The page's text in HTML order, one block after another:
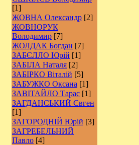
[1]
ЖОВНА Олександр [2]
ЖОВНОРУК
Володимир [7]
ЖОЛДАК Богдан [7]
ЗАБЄЛЛО Юрій [1]
ЗАБІЛА Наталя [2]
ЗАБІРКО Віталій [5]
ЗАБУЖКО Оксана [1]
ЗАВІТАЙЛО Тарас [1]
ЗАГДАНСЬКИЙ Євген
[1]
ЗАГОРОДНІЙ Юрій [3]
ЗАГРЕБЕЛЬНИЙ
Павло [4]